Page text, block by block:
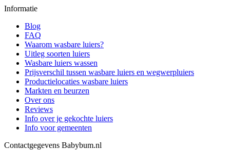
Informatie
Blog
FAQ
Waarom wasbare luiers?
Uitleg soorten luiers
Wasbare luiers wassen
Prijsverschil tussen wasbare luiers en wegwerpluiers
Productielocaties wasbare luiers
Markten en beurzen
Over ons
Reviews
Info over je gekochte luiers
Info voor gemeenten
Contactgegevens Babybum.nl